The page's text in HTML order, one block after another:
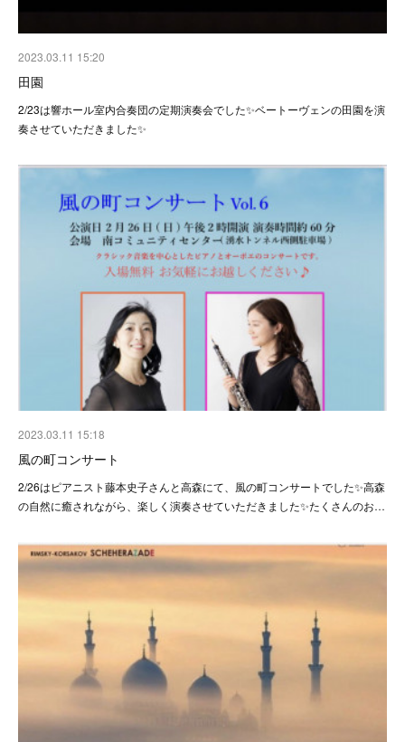
2023.03.11 15:20
田園
2/23は響ホール室内合奏団の定期演奏会でした✨ベートーヴェンの田園を演
奏させていただきました✨
2023.03.11 15:18
風の町コンサート
2/26はピアニスト藤本史子さんと高森にて、風の町コンサートでした✨高森
の自然に癒されながら、楽しく演奏させていただきました✨たくさんのお…